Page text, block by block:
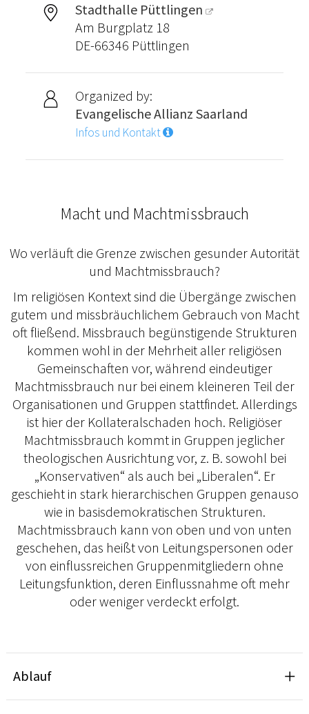
Stadthalle Püttlingen
Am Burgplatz 18
DE-66346 Püttlingen
Organized by:
Evangelische Allianz Saarland
Infos und Kontakt
Macht und Machtmissbrauch
Wo verläuft die Grenze zwischen gesunder Autorität
und Machtmissbrauch?
Im religiösen Kontext sind die Übergänge zwischen
gutem und missbräuchlichem Gebrauch von Macht
oft fließend. Missbrauch begünstigende Strukturen
kommen wohl in der Mehrheit aller religiösen
Gemeinschaften vor, während eindeutiger
Machtmissbrauch nur bei einem kleineren Teil der
Organisationen und Gruppen stattfindet. Allerdings
ist hier der Kollateralschaden hoch. Religiöser
Machtmissbrauch kommt in Gruppen jeglicher
theologischen Ausrichtung vor, z. B. sowohl bei
„Konservativen“ als auch bei „Liberalen“. Er
geschieht in stark hierarchischen Gruppen genauso
wie in basisdemokratischen Strukturen.
Machtmissbrauch kann von oben und von unten
geschehen, das heißt von Leitungspersonen oder
von einflussreichen Gruppenmitgliedern ohne
Leitungsfunktion, deren Einflussnahme oft mehr
oder weniger verdeckt erfolgt.
Ablauf